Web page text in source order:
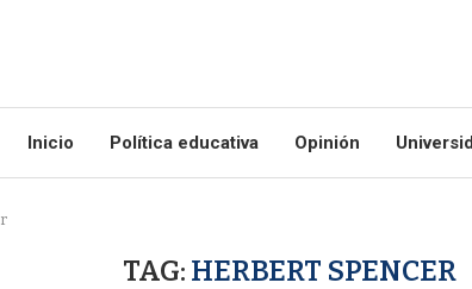
Inicio Política educativa Opinión
TAG: HERBERT SPENCER